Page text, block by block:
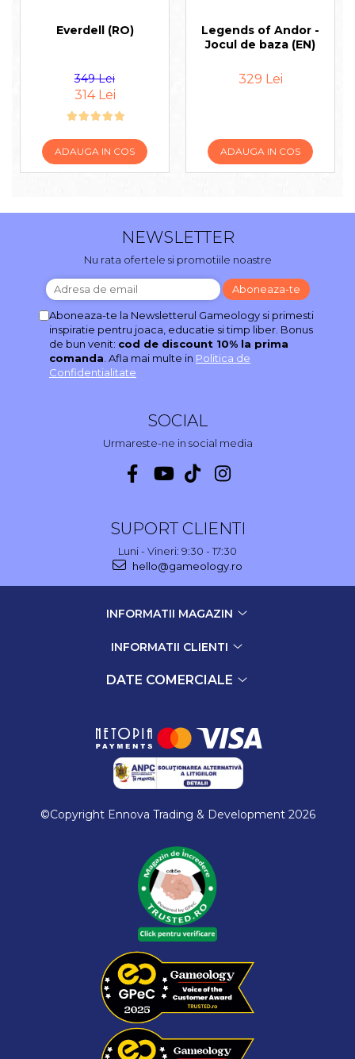
Everdell (RO)
349 Lei
314 Lei
ADAUGA IN COS
Legends of Andor -
Jocul de baza (EN)
329 Lei
ADAUGA IN COS
NEWSLETTER
Nu rata ofertele si promotiile noastre
Aboneaza-te la Newsletterul Gameology si primesti
inspiratie pentru joaca, educatie si timp liber. Bonus
de bun venit: cod de discount 10% la prima
comanda. Afla mai multe in Politica de
Confidentialitate
SOCIAL
Urmareste-ne in social media
SUPORT CLIENTI
Luni - Vineri: 9:30 - 17:30
hello@gameology.ro
INFORMATII MAGAZIN
INFORMATII CLIENTI
DATE COMERCIALE
©Copyright Ennova Trading & Development 2026